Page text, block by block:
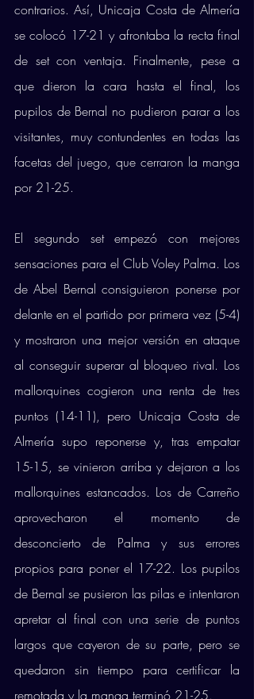
contrarios. Así, Unicaja Costa de Almería
se colocó 17-21 y afrontaba la recta final
de set con ventaja. Finalmente, pese a
que dieron la cara hasta el final, los
pupilos de Bernal no pudieron parar a los
visitantes, muy contundentes en todas las
facetas del juego, que cerraron la manga
por 21-25.
El segundo set empezó con mejores
sensaciones para el Club Voley Palma. Los
de Abel Bernal consiguieron ponerse por
delante en el partido por primera vez (5-4)
y mostraron una mejor versión en ataque
al conseguir superar al bloqueo rival. Los
mallorquines cogieron una renta de tres
puntos (14-11), pero Unicaja Costa de
Almería supo reponerse y, tras empatar
15-15, se vinieron arriba y dejaron a los
mallorquines estancados. Los de Carreño
aprovecharon el momento de
desconcierto de Palma y sus errores
propios para poner el 17-22. Los pupilos
de Bernal se pusieron las pilas e intentaron
apretar al final con una serie de puntos
largos que cayeron de su parte, pero se
quedaron sin tiempo para certificar la
remotada y la manga terminó 21-25.